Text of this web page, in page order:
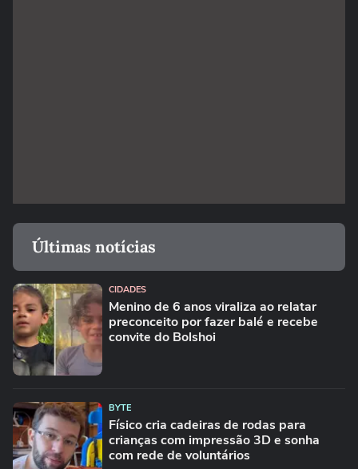
Últimas notícias
CIDADES
Menino de 6 anos viraliza ao relatar
preconceito por fazer balé e recebe
convite do Bolshoi
BYTE
Físico cria cadeiras de rodas para
crianças com impressão 3D e sonha
com rede de voluntários